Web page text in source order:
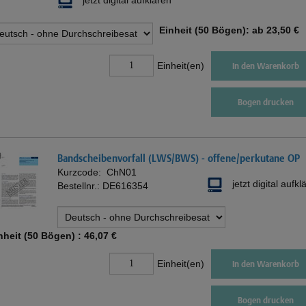
Einheit (50 Bögen): ab 23,50 €
Einheit(en) In den Warenkorb
Bogen drucken
Bandscheibenvorfall (LWS/BWS) - offene/perkutane OP
Kurzcode: ChN01
Bestellnr.: DE616354 jetzt digital
(50 Bögen) : 46,07 €
Einheit(en) In den Warenkorb
Bogen drucken